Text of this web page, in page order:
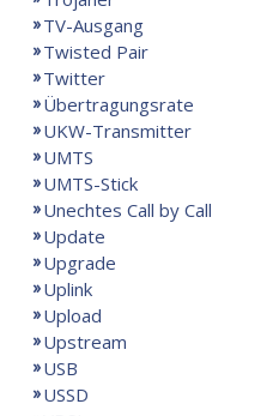
TV-Ausgang
Twisted Pair
Twitter
Übertragungsrate
UKW-Transmitter
UMTS
UMTS-Stick
Unechtes Call by Call
Update
Upgrade
Uplink
Upload
Upstream
USB
USSD